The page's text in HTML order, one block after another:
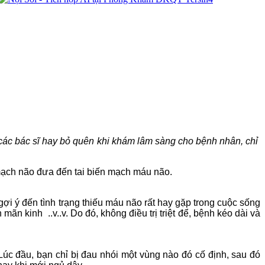
bác sĩ hay bỏ quên khi khám lâm sàng cho bệnh nhân, chỉ
não đưa đến tai biến mạch máu não.
ý đến tình trạng thiếu máu não rất hay gặp trong cuộc sống
kinh ..v..v. Do đó, không điều trị triệt để, bệnh kéo dài và
đầu, bạn chỉ bị đau nhói một vùng nào đó cố định, sau đó